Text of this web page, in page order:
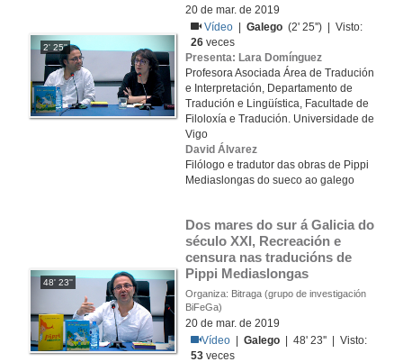
2' 25''
20 de mar. de 2019
Vídeo
|Galego (2' 25'') | Visto:
26 veces
Presenta: Lara Domínguez
Profesora Asociada Área de Tradución
e Interpretación, Departamento de
Tradución e Lingüística, Facultade de
Filoloxía e Tradución. Universidade de
Vigo
David Álvarez
Filólogo e tradutor das obras de Pippi
Mediaslongas do sueco ao galego
48' 23''
Dos mares do sur á Galicia do
século XXI, Recreación e
censura nas traducións de
Pippi Mediaslongas
Organiza: Bitraga (grupo de investigación
BiFeGa)
20 de mar. de 2019
Vídeo |Galego | 48' 23'' | Visto:
53 veces